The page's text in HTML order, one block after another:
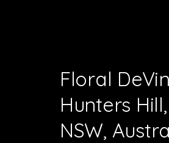
Floral
Hunters
NSW,